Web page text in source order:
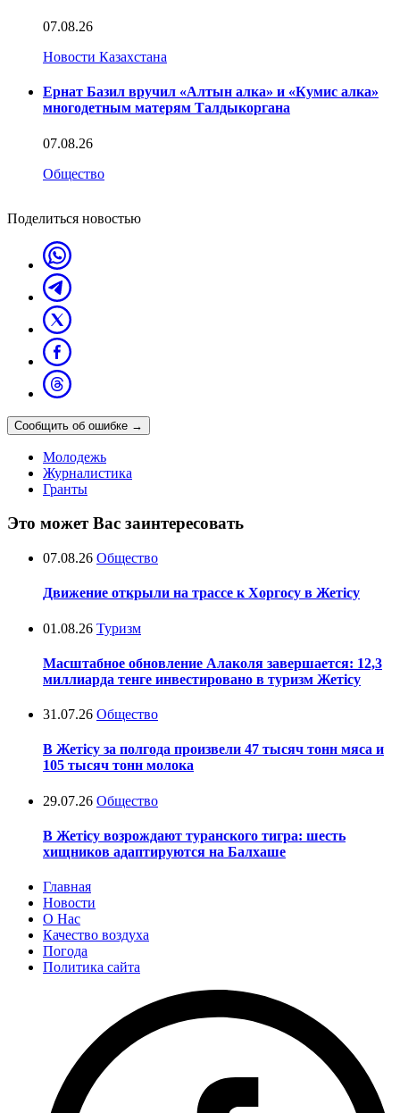
07.08.26
Новости Казахстана
Ернат Базил вручил «Алтын алка» и «Кумис алка»
многодетным матерям Талдыкоргана
07.08.26
Общество
Поделиться новостью
Сообщить об ошибке →
Молодежь
Журналистика
Гранты
Это может Вас заинтересовать
07.08.26 Общество
Движение открыли на трассе к Хоргосу в Жетісу
01.08.26 Туризм
Масштабное обновление Алаколя завершается: 12,3
миллиарда тенге инвестировано в туризм Жетісу
31.07.26 Общество
В Жетісу за полгода произвели 47 тысяч тонн мяса и
105 тысяч тонн молока
29.07.26 Общество
В Жетісу возрождают туранского тигра: шесть
хищников адаптируются на Балхаше
Главная
Новости
О Нас
Качество воздуха
Погода
Политика сайта